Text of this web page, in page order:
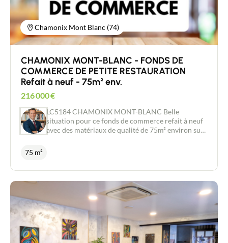
vendeur). Conseiller immobilier indépendant New
Deal Immobilier/ Agent Commercial RSAC 454
034 620 Raphael Jacquard 06 80 88 84 85 Pour
plus d’informations sur les conditions financières
ou pour organiser une visite, contactez-nous sans
Chamonix Mont Blanc (74)
CHAMONIX MONT-BLANC - FONDS DE
COMMERCE DE PETITE RESTAURATION
Refait à neuf - 75m² env.
216 000€
LC5184 CHAMONIX MONT-BLANC Belle
situation pour ce fonds de commerce refait à neuf
avec des matériaux de qualité de 75m² environ sur
75 m²